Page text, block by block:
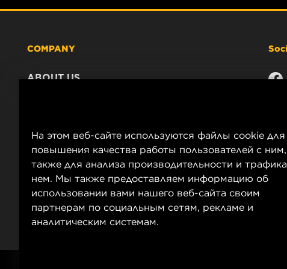
COMPANY
ABOUT US
DATA PRIVACY
LEGAL NOTICE
IMPRINT
На этом веб-сайте используются файлы cookie для
повышения качества работы пользователей с
также для анализа производительности и
нем. Мы также предоставляем информацию об
использовании вами нашего веб-сайта своим
партнерам по социальным сетям, рекламе и
аналитическим системам.